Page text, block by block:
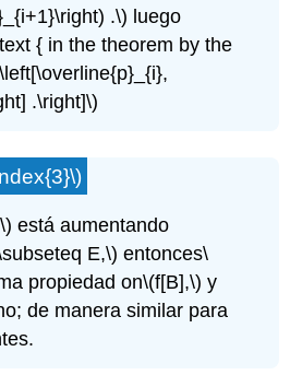
.\) luego
{ in the theorem by the
.\right]\)
está aumentando
E,\) entonces\
propiedad on\(f[B],\) y
de manera similar para